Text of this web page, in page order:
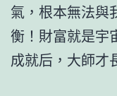
氣，根本無法與
衡！財富就是宇
成就后，大師才